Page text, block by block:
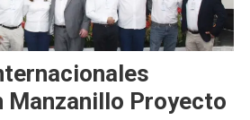
Manzanillo Proyecto